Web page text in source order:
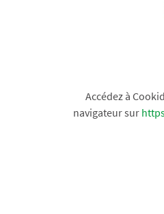
Accédez à
navigateur sur